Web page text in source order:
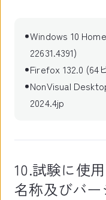
Windows 10
22631.4391)
Firefox 132.0 (64
NonVisual
2024.4jp
10.試験に使
名称及びバー